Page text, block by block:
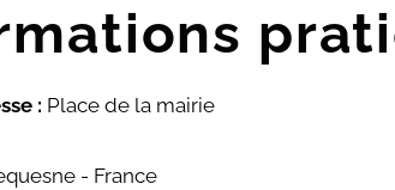
: Place de la mairie
- France